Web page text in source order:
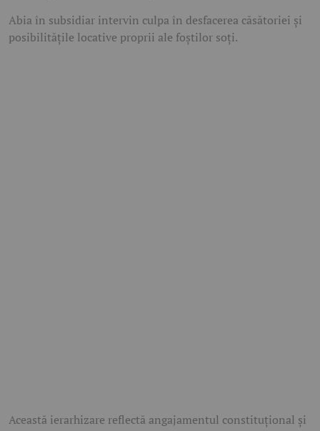
Abia în subsidiar intervin culpa în desfacerea căsătoriei și
posibilitățile locative proprii ale foștilor soți.
Această ierarhizare reflectă angajamentul constituțional și